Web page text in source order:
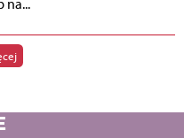
na...